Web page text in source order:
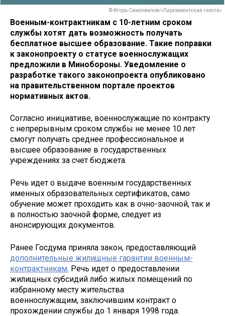
© Игорь Самохвалов/«Парламентская газета»
Военным-контрактникам с 10-летним сроком
службы хотят дать возможность получать
бесплатное высшее образование. Такие поправки
к законопроекту о статусе военнослужащих
предложили в Минобороны. Уведомление о
разработке такого законопроекта опубликовано
на правительственном портале проектов
нормативных актов.
Согласно инициативе, военнослужащие по контракту
с непрерывным сроком службы не менее 10 лет
смогут получать среднее профессиональное и
высшее образование в государственных
учреждениях за счет бюджета.
Речь идет о выдаче военным государственных
именных образовательных сертификатов, само
обучение может проходить как в очно-заочной, так и
в полностью заочной форме, следует из
анонсирующих документов.
Ранее Госдума приняла закон, предоставляющий
дополнительные жилищные гарантии военным-
контрактникам. Речь идет о предоставлении
жилищных субсидий либо жилых помещений по
избранному месту жительства
военнослужащим, заключившим контракт о
прохождении службы до 1 января 1998 года.